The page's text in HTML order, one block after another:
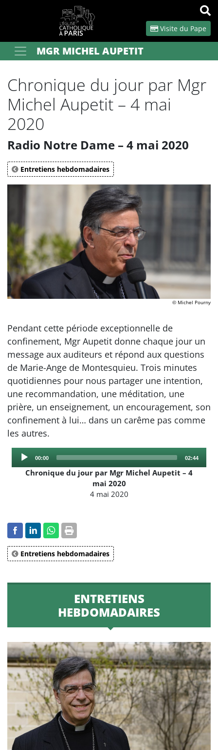
Visite du Pape
Votre rechercheMGR MICHEL AUPETIT
Chronique du jour par Mgr
Michel Aupetit – 4 mai
2020
Radio Notre Dame – 4 mai 2020
Entretiens hebdomadaires
© Michel Pourny
Pendant cette période exceptionnelle de
confinement, Mgr Aupetit donne chaque jour un
message aux auditeurs et répond aux questions
de Marie-Ange de Montesquieu. Trois minutes
quotidiennes pour nous partager une intention,
une recommandation, une méditation, une
prière, un enseignement, un encouragement, son
confinement à lui… dans un carême pas comme
les autres.
Player
Current
00:00
Total
02:44
Chronique du jour par Mgr Michel Aupetit – 4
mai 2020
4 mai 2020
Entretiens hebdomadaires
ENTRETIENS
HEBDOMADAIRES
Panneau de gestion des cookies